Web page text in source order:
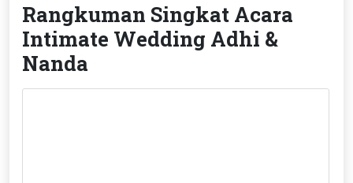
Rangkuman Singkat Acara
Intimate Wedding Adhi &
Nanda